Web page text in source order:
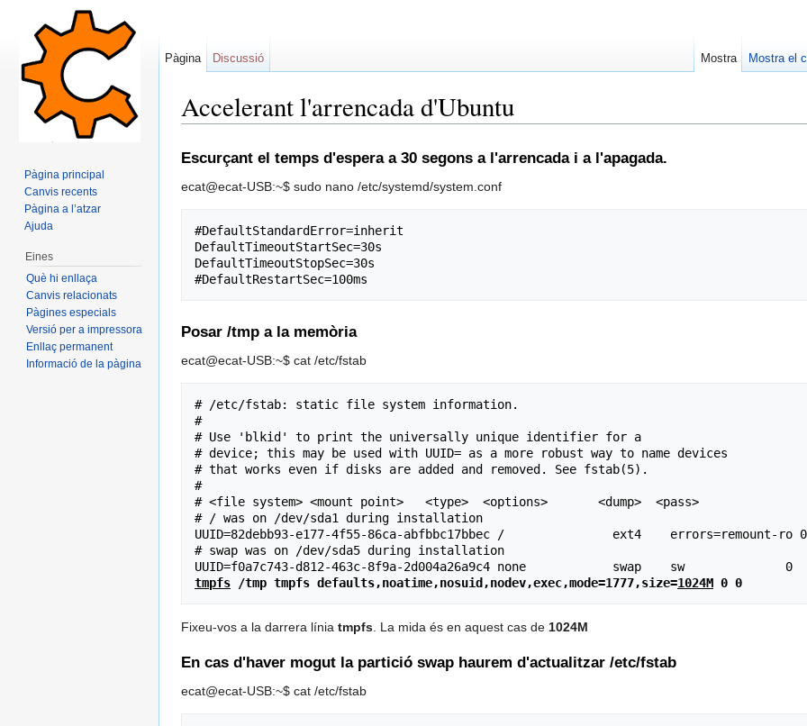
Accelerant l'arrencada d'Ubuntu
Escurçant el temps d'espera a 30 segons a l'arrencada i a l'apagada.
ecat@ecat-USB:~$ sudo nano /etc/systemd/system.conf
#DefaultStandardError=inherit
DefaultTimeoutStartSec=30s
DefaultTimeoutStopSec=30s
Posar /tmp a la memòria
ecat@ecat-USB:~$ cat /etc/fstab
# /etc/fstab: static file system information.
#
# Use 'blkid' to print the universally unique identifier for a
# device; this may be used with UUID= as a more robust way to name devices
# that works even if disks are added and removed. See fstab(5).
#
# <file system> <mount point>   <type>  <options>       <dump>  <pass>
# / was on /dev/sda1 during installation
UUID=82debb93-e177-4f55-86ca-abfbbc17bbec /               ext4    errors=remount-
# swap was on /dev/sda5 during installation
tmpfs /tmp tmpfs defaults,noatime,nosuid,nodev,exec,mode=1777,size=1024M 0 0
Fixeu-vos a la darrera línia tmpfs. La mida és en aquest cas de 1024M
En cas d'haver mogut la partició swap haurem d'actualitzar /etc/fstab
ecat@ecat-USB:~$ cat /etc/fstab
Pàgina Discussió Mostra Mostra el
Pàgina principal
Canvis recents
Pàgina a l’atzar
Ajuda
Eines
Què hi enllaça
Canvis relacionats
Pàgines especials
Versió per a impressora
Enllaç permanent
Informació de la pàgina